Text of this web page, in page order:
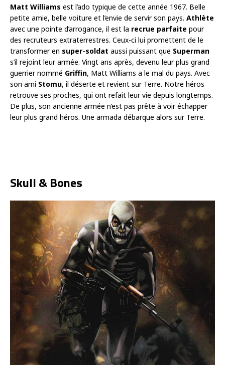
Matt Williams est l’ado typique de cette année 1967. Belle
petite amie, belle voiture et l’envie de servir son pays. Athlète
avec une pointe d’arrogance, il est la recrue parfaite pour
des recruteurs extraterrestres. Ceux-ci lui promettent de le
transformer en super-soldat aussi puissant que Superman
s’il rejoint leur armée. Vingt ans après, devenu leur plus grand
guerrier nommé Griffin, Matt Williams a le mal du pays. Avec
son ami Stomu, il déserte et revient sur Terre. Notre héros
retrouve ses proches, qui ont refait leur vie depuis longtemps.
De plus, son ancienne armée n’est pas prête à voir échapper
leur plus grand héros. Une armada débarque alors sur Terre.
Skull & Bones